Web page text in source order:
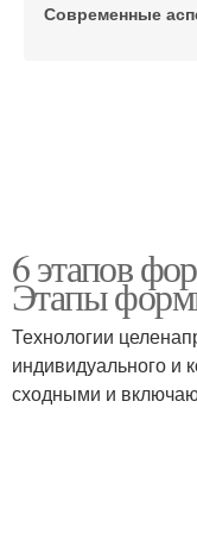
Современные
6 этапов
Этапы
Технологии
индивидуального и
сходными и